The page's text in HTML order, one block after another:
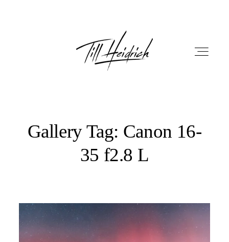
HOME
PORTFOLIO
FOTOBOX
Gallery Tag: Canon 16-
35 f2.8 L